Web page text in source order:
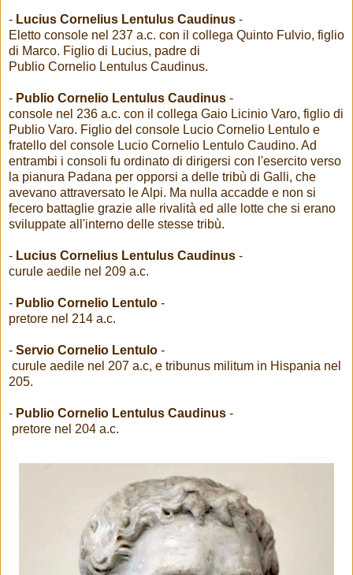
- Lucius Cornelius Lentulus Caudinus -
Eletto console nel 237 a.c. con il collega Quinto Fulvio, figlio
di Marco. Figlio di Lucius, padre di
Publio Cornelio Lentulus Caudinus.
- Publio Cornelio Lentulus Caudinus -
console nel 236 a.c. con il collega Gaio Licinio Varo, figlio di
Publio Varo. Figlio del console Lucio Cornelio Lentulo e
fratello del console Lucio Cornelio Lentulo Caudino. Ad
entrambi i consoli fu ordinato di dirigersi con l'esercito verso
la pianura Padana per opporsi a delle tribù di Galli, che
avevano attraversato le Alpi. Ma nulla accadde e non si
fecero battaglie grazie alle rivalità ed alle lotte che si erano
sviluppate all'interno delle stesse tribù.
- Lucius Cornelius Lentulus Caudinus -
curule aedile nel 209 a.c.
- Publio Cornelio Lentulo -
pretore nel 214 a.c.
- Servio Cornelio Lentulo -
curule aedile nel 207 a.c, e tribunus militum in Hispania nel
205.
- Publio Cornelio Lentulus Caudinus -
pretore nel 204 a.c.